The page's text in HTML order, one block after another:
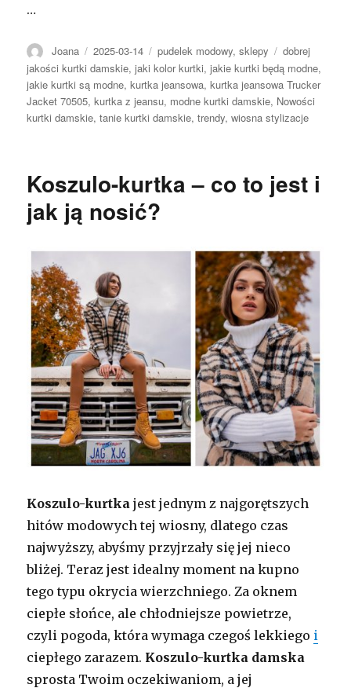
…
Autor
Joana Opublikowano
2025-03-14 Kategorie
pudelek modowy,sklepy Tagi
dobrej
jakości kurtki damskie,jaki kolor kurtki,jakie kurtki będą modne,
jakie kurtki są modne,kurtka jeansowa,kurtka jeansowa Trucker
Jacket 70505,kurtka z jeansu, modne kurtki damskie, Nowości
kurtki damskie,tanie kurtki damskie,trendy,wiosna stylizacje
Koszulo-kurtka – co to jest i
jak ją nosić?
Koszulo-kurtka jest jednym z najgorętszych
hitów modowych tej wiosny, dlatego czas
najwyższy, abyśmy przyjrzały się jej nieco
bliżej. Teraz jest idealny moment na kupno
tego typu okrycia wierzchniego. Za oknem
ciepłe słońce, ale chłodniejsze powietrze,
czyli pogoda, która wymaga czegoś lekkiego i
ciepłego zarazem. Koszulo-kurtka damska
sprosta Twoim oczekiwaniom, a jej